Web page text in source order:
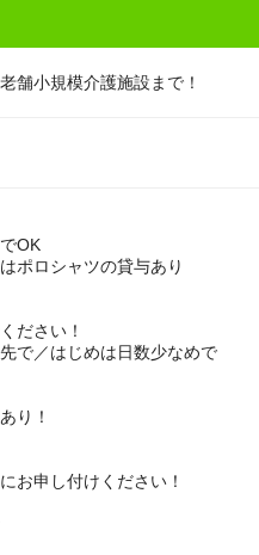
舗小規模介護施設まで！
OK
ロシャツの貸与あり
ださい！
／はじめは日数少なめで
り！
申し付けください！